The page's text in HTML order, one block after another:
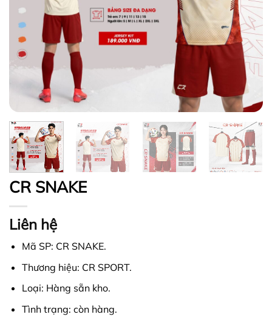
CR SNAKE
Liên hệ
Mã SP: CR SNAKE.
Thương hiệu: CR SPORT.
Loại: Hàng sẵn kho.
Tình trạng: còn hàng.